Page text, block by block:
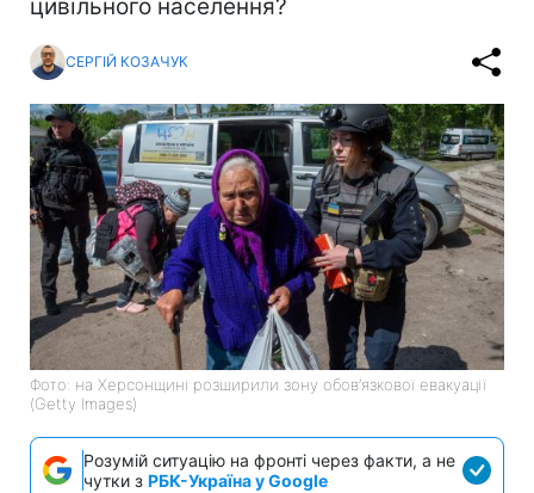
цивільного населення?
СЕРГІЙ КОЗАЧУК
Фото: на Херсонщині розширили зону обов’язкової евакуації
(Getty Images)
Розумій ситуацію на фронті через факти, а не
чутки з РБК-Україна у Google